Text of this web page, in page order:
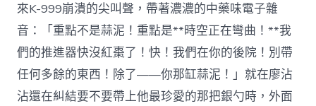
來K-999崩潰的尖叫聲，帶著濃濃的中藥味電子雜
音：「重點不是蒜泥！重點是**時空正在彎曲！**我
們的推進器快沒紅棗了！快！我們在你的後院！別帶
任何多餘的東西！除了——你那缸蒜泥！」就在廖沾
沾還在糾結要不要帶上他最珍愛的那把銀勺時，外面